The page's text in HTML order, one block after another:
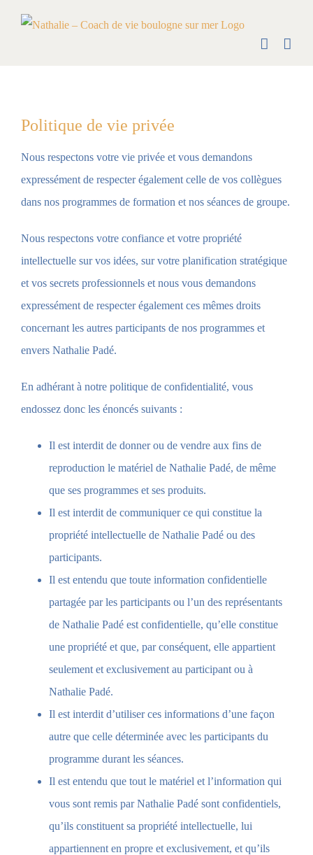
Politique de vie privée
Nous respectons votre vie privée et vous demandons
expressément de respecter également celle de vos collègues
dans nos programmes de formation et nos séances de groupe.
Nous respectons votre confiance et votre propriété
intellectuelle sur vos idées, sur votre planification stratégique
et vos secrets professionnels et nous vous demandons
expressément de respecter également ces mêmes droits
concernant les autres participants de nos programmes et
envers Nathalie Padé.
En adhérant à notre politique de confidentialité, vous
endossez donc les énoncés suivants :
Il est interdit de donner ou de vendre aux fins de
reproduction le matériel de Nathalie Padé, de même
que ses programmes et ses produits.
Il est interdit de communiquer ce qui constitue la
propriété intellectuelle de Nathalie Padé ou des
participants.
Il est entendu que toute information confidentielle
partagée par les participants ou l’un des représentants
de Nathalie Padé est confidentielle, qu’elle constitue
une propriété et que, par conséquent, elle appartient
seulement et exclusivement au participant ou à
Nathalie Padé.
Il est interdit d’utiliser ces informations d’une façon
autre que celle déterminée avec les participants du
programme durant les séances.
Il est entendu que tout le matériel et l’information qui
vous sont remis par Nathalie Padé sont confidentiels,
qu’ils constituent sa propriété intellectuelle, lui
appartiennent en propre et exclusivement, et qu’ils